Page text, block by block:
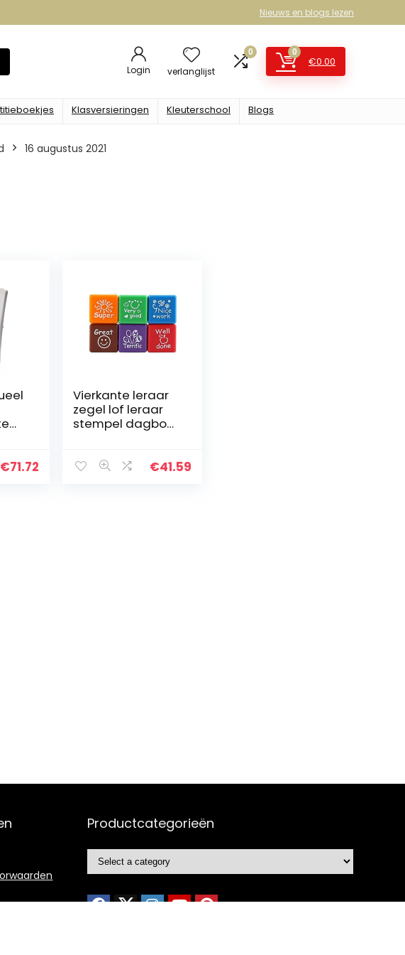
Nieuws en blogs lezen
Login verlanglijst
0 0
€0.00
Klasversieringen Kleuterschool Blogs
16 augustus 2021
€71.72
Vierkante leraar
zegel lof leraar
stempel dagboek
leraar schattig
€41.59
Productcategorieën